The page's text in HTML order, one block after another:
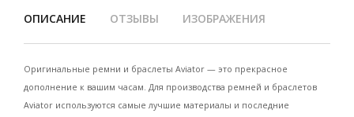
ОПИСАНИЕ ОТЗЫВЫ ИЗОБРАЖЕНИЯ
Оригинальные ремни и браслеты Aviator — это прекрасное
дополнение к вашим часам. Для производства ремней и браслетов
Aviator используются самые лучшие материалы и последние